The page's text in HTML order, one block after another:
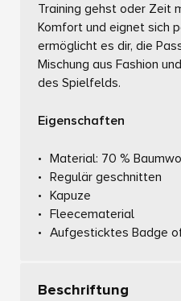
Training gehst oder Zeit
Komfort und eignet sich
ermöglicht es dir, die
Mischung aus Fashion
des Spielfelds.
Eigenschaften
Material: 70 %
Regulär geschnitten
Kapuze
Fleecematerial
Aufgesticktes Badge
Beschriftung